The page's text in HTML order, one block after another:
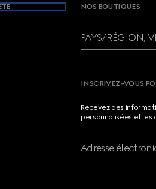
NOS BOUTIQUES
PAYS/RÉGION,
INSCRIVEZ-VOUS
Recevez des
personnalisées et les
Adresse